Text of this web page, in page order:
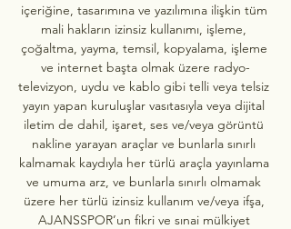
içeriğine, tasarımına ve yazılımına ilişkin tüm
mali hakların izinsiz kullanımı, işleme,
çoğaltma, yayma, temsil, kopyalama, işleme
ve internet başta olmak üzere radyo-
televizyon, uydu ve kablo gibi telli veya telsiz
yayın yapan kuruluşlar vasıtasıyla veya dijital
iletim de dahil, işaret, ses ve/veya görüntü
nakline yarayan araçlar ve bunlarla sınırlı
kalmamak kaydıyla her türlü araçla yayınlama
ve umuma arz, ve bunlarla sınırlı olmamak
üzere her türlü izinsiz kullanım ve/veya ifşa,
AJANSSPOR’un fikri ve sınai mülkiyet